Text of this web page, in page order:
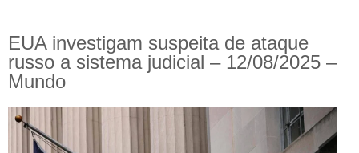
EUA investigam suspeita de ataque
russo a sistema judicial – 12/08/2025 –
Mundo